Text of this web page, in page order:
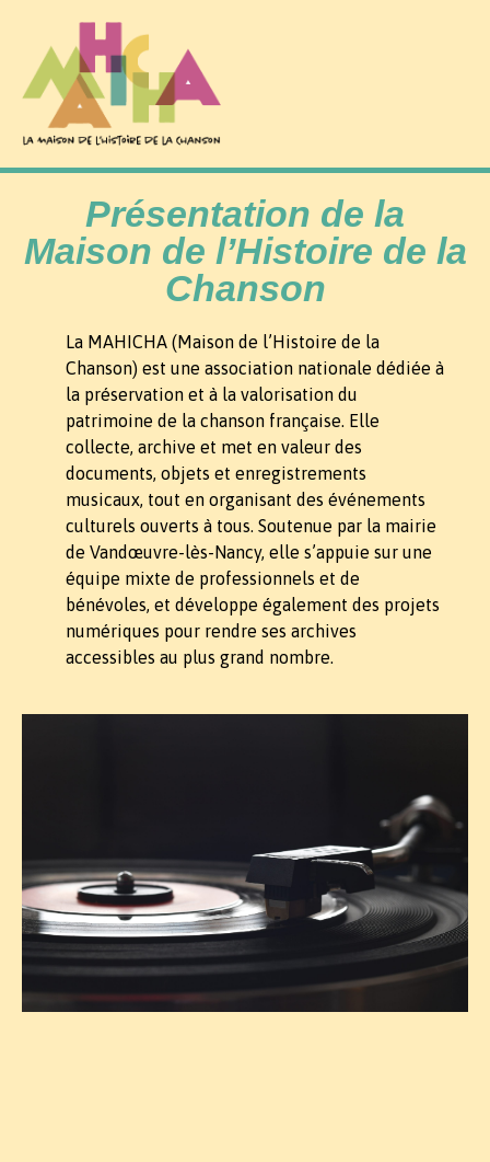
Présentation de la
Maison de l’Histoire de la
Chanson
La MAHICHA (Maison de l’Histoire de la
Chanson) est une association nationale dédiée à
la préservation et à la valorisation du
patrimoine de la chanson française. Elle
collecte, archive et met en valeur des
documents, objets et enregistrements
musicaux, tout en organisant des événements
culturels ouverts à tous. Soutenue par la mairie
de Vandœuvre-lès-Nancy, elle s’appuie sur une
équipe mixte de professionnels et de
bénévoles, et développe également des projets
numériques pour rendre ses archives
accessibles au plus grand nombre.